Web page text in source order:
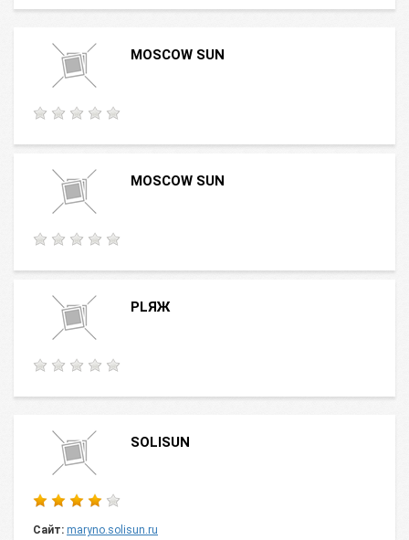
MOSCOW SUN
MOSCOW SUN
PLЯЖ
SOLISUN
Сайт: maryno.solisun.ru